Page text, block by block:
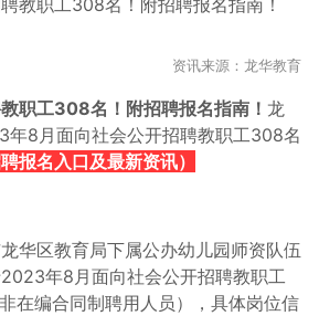
资讯来源：龙华教育
职工308名！附招聘报名指南！ 龙
年8月面向社会公开招聘教职工308名
报名入口及最新资讯）
华区教育局下属公办幼儿园师资队伍
年8月面向社会公开招聘教职工
在编合同制聘用人员），具体岗位信